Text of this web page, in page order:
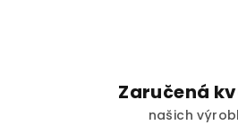
Zaručená
našich